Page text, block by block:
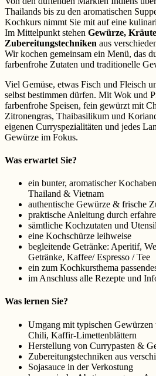
Thailands bis zu den aromatischen
Kochkurs nimmt Sie mit auf eine
Im Mittelpunkt stehen Gewürze,
Zubereitungstechniken aus
Wir kochen gemeinsam ein Menü, das
farbenfrohe Zutaten und traditionelle
Viel Gemüse, etwas Fisch und Fleisch
selbst bestimmen dürfen. Mit Wok und
farbenfrohe Speisen, fein gewürzt mit
Zitronengras, Thaibasilikum und
eigenen Curryspezialitäten und jedes
Gewürze im Fokus.
Was erwartet Sie?
ein bunter, aromatischer
Thailand & Vietnam
authentische Gewürze & frische
praktische Anleitung durch
sämtliche Kochzutaten und
eine Kochschürze leihweise
begleitende Getränke: Aperitif,
Getränke, Kaffee/ Espresso / Tee
ein zum Kochkursthema
im Anschluss alle Rezepte und
Was lernen Sie?
Umgang mit typischen
Chili, Kaffir-Limettenblättern
Herstellung von Currypasten &
Zubereitungstechniken aus
Sojasauce in der Verkostung